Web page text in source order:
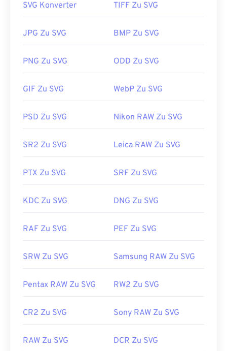
einzigartig, als es kein Bildformat ist. Stattdessen
der Informationen zum Erstellen
SVG-Dateien lassen sich in den meisten
problemlos öffnen. Da es sich bei SVG um eine
bezogenen Text außerdem in jedem gängigen
SVG-Dateien können mit Adobe-Programmen
dazu zunächst das Plug-in„SVG Kit für Adobe
möglich. Für die Konvertierung in Nicht-Vektor-
oder„SVG zu PDF“. Für die Konvertierung in
Tools„SVG zu JPG“ „SVG zu PNG“ .
Entwickelt von:
World Wide Web Consortium
SVG Konverter TIFF Zu SVG
JPG Zu SVG BMP Zu SVG
PNG Zu SVG ODD Zu SVG
GIF Zu SVG WebP Zu SVG
PSD Zu SVG Nikon RAW Zu SVG
SR2 Zu SVG Leica RAW Zu SVG
PTX Zu SVG SRF Zu SVG
KDC Zu SVG DNG Zu SVG
RAF Zu SVG PEF Zu SVG
SRW Zu SVG Samsung RAW Zu SVG
Pentax RAW Zu SVG RW2 Zu SVG
CR2 Zu SVG Sony RAW Zu SVG
RAW Zu SVG DCR Zu SVG